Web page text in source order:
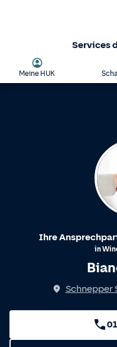
Services
Meine HUK
Ihre
in
Schnepper